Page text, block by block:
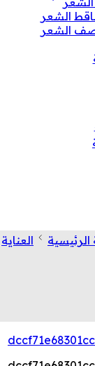
الشعر
الشعر
العناية